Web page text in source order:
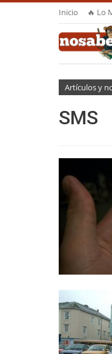
Inicio 🔥 Lo
Artículos y
SMS